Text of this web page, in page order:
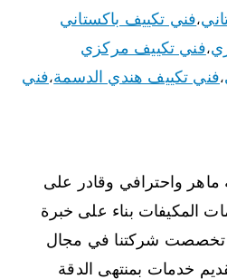
،فني تكييف باكستاني
،فني تكييف مركزي
،فني تكييف هندي الدسمة،فني
واحترافي وقادر على
المكيفات بناء على خبرة
تخصصت شركتنا في مجال
خدمات بمنتهى الدقة